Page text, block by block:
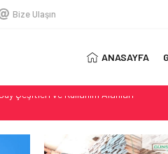
Bize Ulaşın
ANASAYFA
Grupları Nasıl Bulunur?:
Bahçe Dekorasyonu Trendleri:
Büyüme Stratejisi: Uzun Vadede